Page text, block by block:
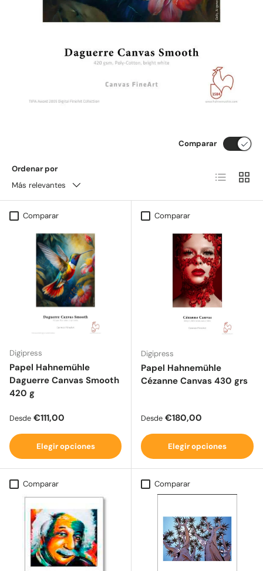
Ordenar por
Más relevantes
Comparar
Lista
Comparar
Digipress
Papel Hahnemühle
Daguerre Canvas Smooth
420 g
Precio normal
Desde €111,00
Elegir opciones
Comparar
Digipress
Papel Hahnemühle
Cézanne Canvas 430 grs
Precio normal
Desde €180,00
Elegir opciones
Comparar Comparar